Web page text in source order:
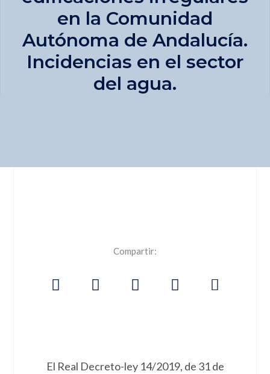
en la Comunidad
Autónoma de Andalucía.
Incidencias en el sector
del agua.
Compartir:
El Real Decreto-ley 14/2019, de 31 de